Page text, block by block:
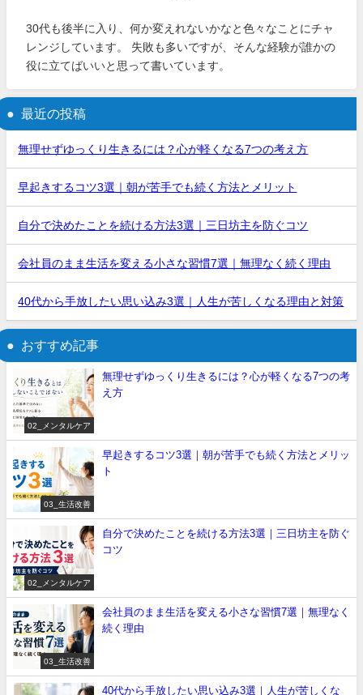
30代も後半に入り、何か変えれないかなと色々なことにチャ
レンジしています。 失敗も多いですが、そんな経験が誰かの
役に立てばいいと思って書いています。
最近の投稿
無理せずゆっくり生きるには？心が軽くなる7つの考え方
早起きするコツ3選｜朝が苦手でも続く方法とメリット
自分で決めたことを続ける方法3選｜三日坊主を防ぐコツ
会社員のまま生活を変える小さな習慣7選｜無理なく続く理由
40代から手放したい思い込み3選｜人生が苦しくなる理由と対策
おすすめ記事
02_メンタルケア
無理せずゆっくり生きるには？心が軽くなる7つの考
え方
03_生活改善
早起きするコツ3選｜朝が苦手でも続く方法とメリッ
ト
02_メンタルケア
自分で決めたことを続ける方法3選｜三日坊主を防ぐ
コツ
03_生活改善
会社員のまま生活を変える小さな習慣7選｜無理なく
続く理由
40代から手放したい思い込み3選｜人生が苦しくな